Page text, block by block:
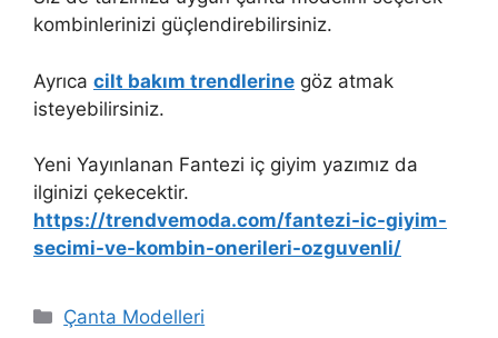
kombinlerinizi güçlendirebilirsiniz.
Ayrıca cilt bakım trendlerine göz atmak
isteyebilirsiniz.
Yeni Yayınlanan Fantezi iç giyim yazımız da
ilginizi çekecektir.
https://trendvemoda.com/fantezi-ic-giyim-
secimi-ve-kombin-onerileri-ozguvenli/
Kategoriler
Çanta Modelleri